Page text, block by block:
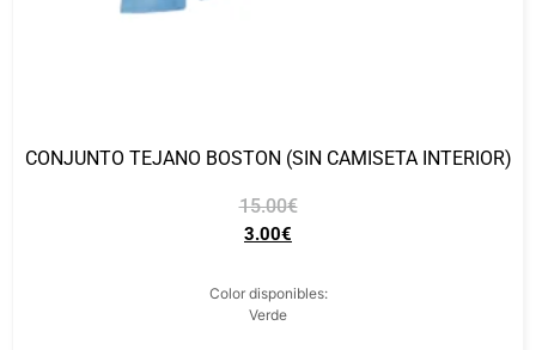
CONJUNTO TEJANO BOSTON (SIN CAMISETA INTERIOR)
15.00€
3.00€
Color disponibles:
Verde